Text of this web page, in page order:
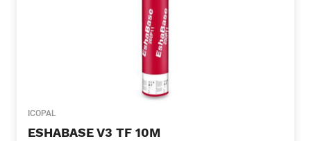
ICOPAL
ESHABASE V3 TF 10M